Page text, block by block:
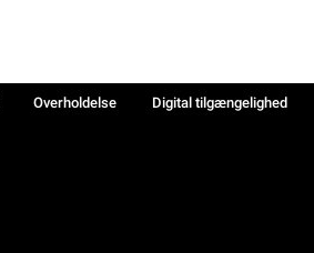
Overholdelse
Digital tilgængelighed